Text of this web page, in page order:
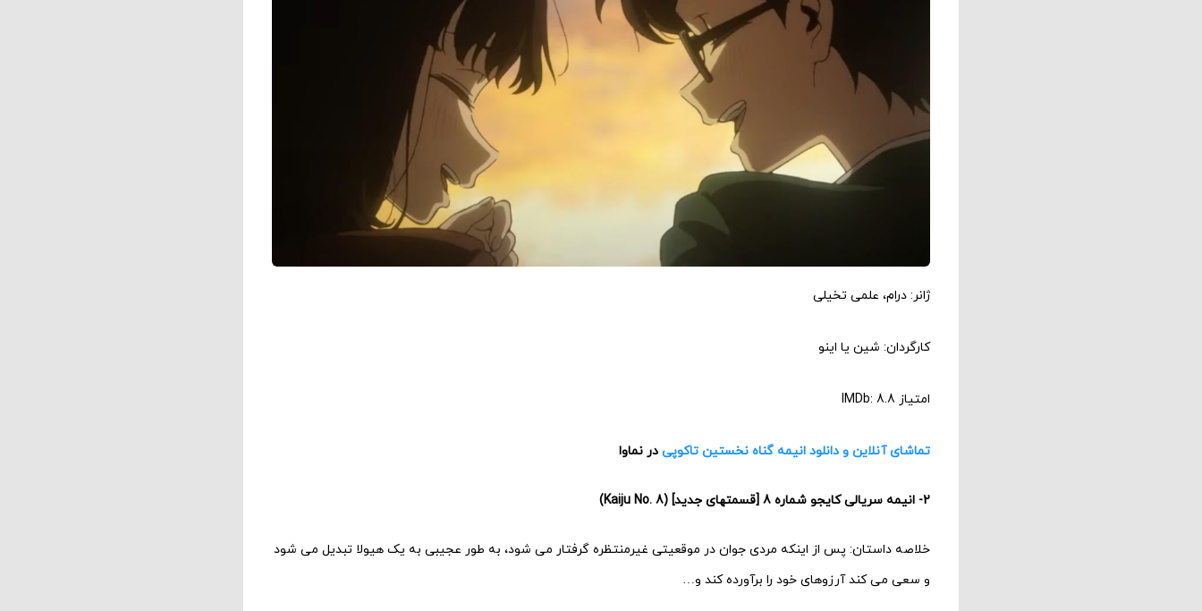
ژانر: درام، علمی تخیلی
کارگردان: شین یا اینو
امتیاز IMDb: 8.8
تماشای آنلاین و دانلود انیمه گناه نخستین تاکوپی در نماوا
2- انیمه سریالی کایجو شماره 8 [قسمت­های جدید] (Kaiju No. 8)
خلاصه داستان: پس از اینکه مردی جوان در موقعیتی غیرمنتظره گرفتار می شود، به طور عجیبی به یک هیولا تبدیل می شود
و سعی می کند آرزوهای خود را برآورده کند و…